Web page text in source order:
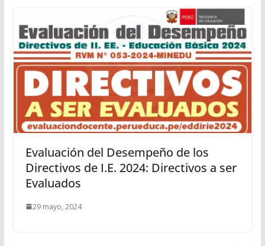
Evaluación del Desempeño de los
Directivos de I.E. 2024: Directivos a ser
Evaluados
29 mayo, 2024